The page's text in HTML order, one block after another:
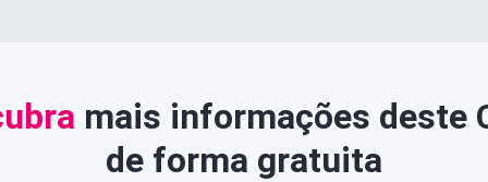
mais informações deste
de forma gratuita